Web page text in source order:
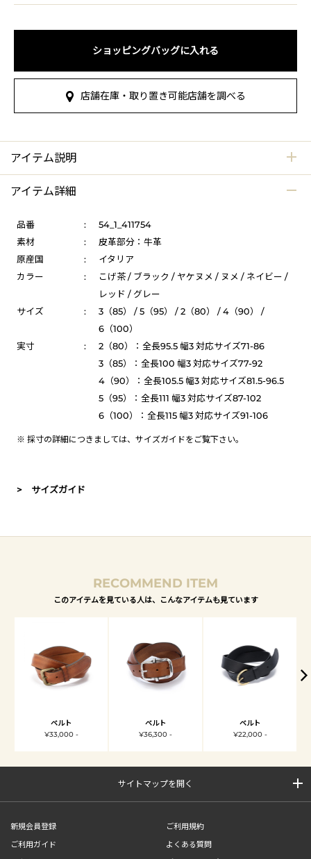
ショッピングバッグに入れる
店舗在庫・取り置き可能店舗を調べる
アイテム説明
アイテム詳細
品番 :
54_1_411754
素材
:
皮革部分：牛革
原産国
:
イタリア
カラー
:
こげ茶 / ブラック / ヤケヌメ / ヌメ / ネイビー /
レッド / グレー
サイズ
:
3（85） / 5（95） / 2（80） / 4（90） /
6（100）
実寸
:
2（80）：全長95.5 幅3 対応サイズ71-86
3（85）：全長100 幅3 対応サイズ77-92
4（90）：全長105.5 幅3 対応サイズ81.5-96.5
5（95）：全長111 幅3 対応サイズ87-102
6（100）：全長115 幅3 対応サイズ91-106
※ 採寸の詳細につきましては、 サイズガイドをご覧下さい。
> サイズガイド
RECOMMEND ITEM
このアイテムを見ている人は、こんなアイテムも見ています
ベルト
¥33,000 -
ベルト
¥36,300 -
ベルト
¥22,000 -
サイトマップを開く
新規会員登録
ご利用規約
ご利用ガイド
よくある質問